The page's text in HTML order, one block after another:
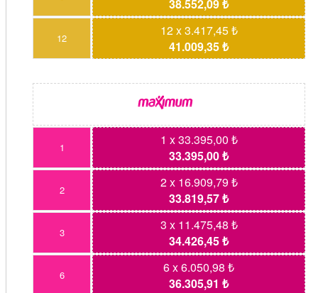
38.552,09 ₺
12
12 x 3.417,45 ₺
41.009,35 ₺
1
1 x 33.395,00 ₺
33.395,00 ₺
2
2 x 16.909,79 ₺
33.819,57 ₺
3
3 x 11.475,48 ₺
34.426,45 ₺
6
6 x 6.050,98 ₺
36.305,91 ₺